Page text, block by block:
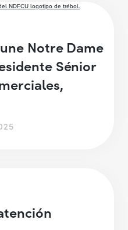
Notre Dame
Sénior